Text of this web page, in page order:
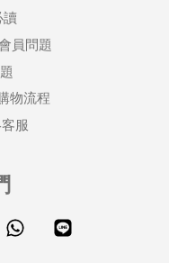
讀
員問題
物流程
服
Whatsapp